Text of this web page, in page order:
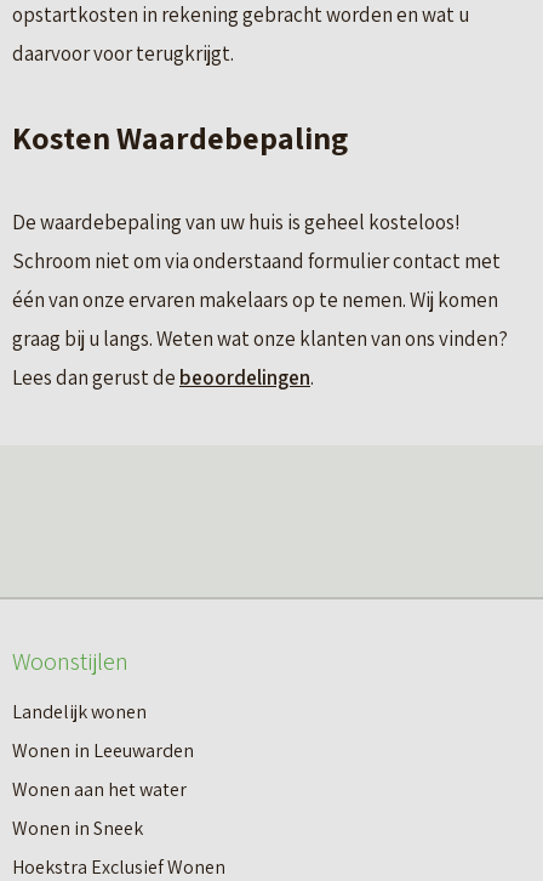
opstartkosten in rekening gebracht worden en wat u
daarvoor voor terugkrijgt.
Kosten Waardebepaling
De waardebepaling van uw huis is geheel kosteloos!
Schroom niet om via onderstaand formulier contact met
één van onze ervaren makelaars op te nemen. Wij komen
graag bij u langs. Weten wat onze klanten van ons vinden?
Lees dan gerust de beoordelingen.
Woonstijlen
Landelijk wonen
Wonen in Leeuwarden
Wonen aan het water
Wonen in Sneek
Hoekstra Exclusief Wonen